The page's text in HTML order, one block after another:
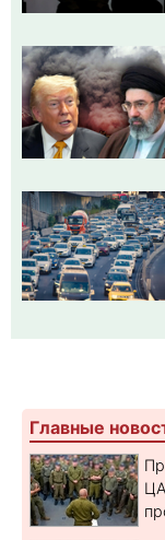
Главные